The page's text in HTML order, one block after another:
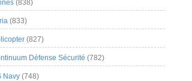
(838)
(833)
(827)
Défense Sécurité (782)
Navy (748)